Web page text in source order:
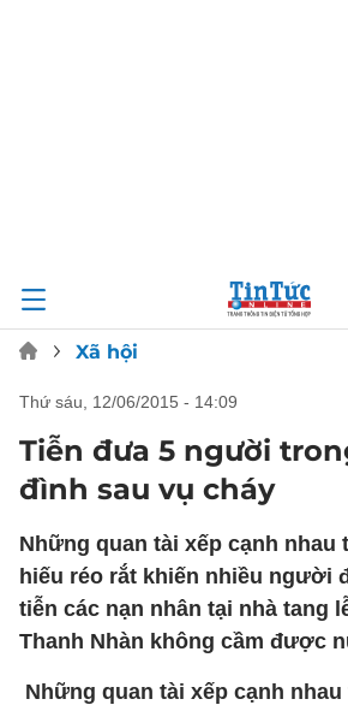
Xã hội
thứ sáu, 12/06/2015 - 14:09
Tiễn đưa 5 người
đình sau vụ cháy
Những quan tài xếp cạnh nhau
hiếu réo rắt khiến nhiều người
tiễn các nạn nhân tại nhà tang
Thanh Nhàn không cầm được
Những quan tài xếp cạnh